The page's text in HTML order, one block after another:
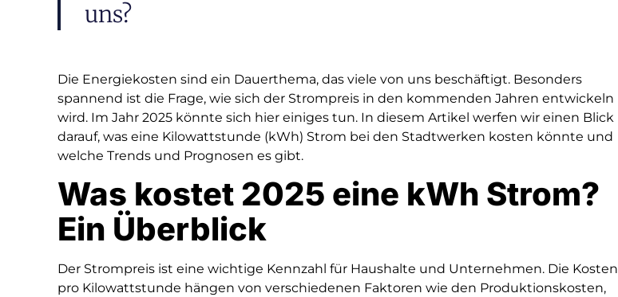
uns?
Die Energiekosten sind ein Dauerthema, das viele von uns beschäftigt. Besonders
spannend ist die Frage, wie sich der Strompreis in den kommenden Jahren entwickeln
wird. Im Jahr 2025 könnte sich hier einiges tun. In diesem Artikel werfen wir einen Blick
darauf, was eine Kilowattstunde (kWh) Strom bei den Stadtwerken kosten könnte und
welche Trends und Prognosen es gibt.
Was kostet 2025 eine kWh Strom?
Ein Überblick
Der Strompreis ist eine wichtige Kennzahl für Haushalte und Unternehmen. Die Kosten
pro Kilowattstunde hängen von verschiedenen Faktoren wie den Produktionskosten,